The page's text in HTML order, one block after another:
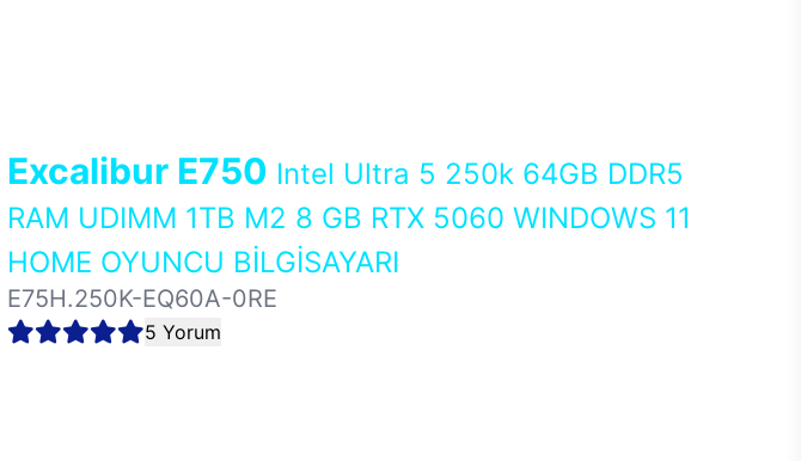
Excalibur E750 Intel Ultra 5 250k 64GB DDR5
RAM UDIMM 1TB M2 8 GB RTX 5060 WINDOWS 11
HOME OYUNCU BİLGİSAYARI
E75H.250K-EQ60A-0RE
5 Yorum